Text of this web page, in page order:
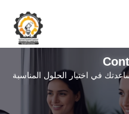
المحتوى
في اختيار الحلول المناسبة